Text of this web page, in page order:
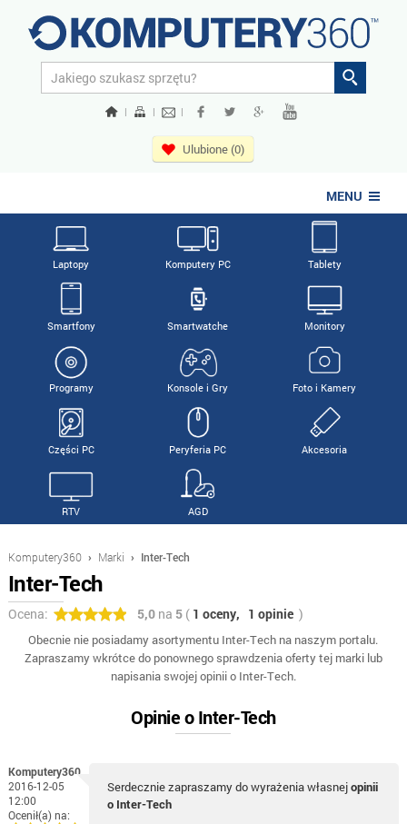
| | |
Ulubione (0)
MENU
Laptopy Komputery PC Tablety
Smartfony Smartwatche Monitory
Programy Konsole i Gry Foto i Kamery
Części PC Peryferia PC Akcesoria
RTV AGD
Komputery360 › Marki › Inter-Tech
Inter-Tech
Ocena: 5,0na 5( 1 oceny, 1 opinie )
Obecnie nie posiadamy asortymentu Inter-Tech na naszym portalu.
Zapraszamy wkrótce do ponownego sprawdzenia oferty tej marki lub
napisania swojej opinii o Inter-Tech.
Opinie o Inter-Tech
Komputery360
2016-12-05
12:00
Ocenił(a) na:
Serdecznie zapraszamy do wyrażenia własnejopinii
o Inter-Tech